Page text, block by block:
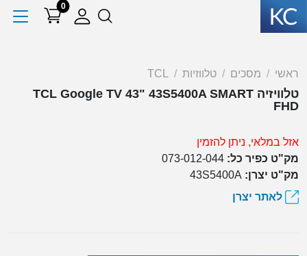
0
ראשי מסכים טלווזיות TCL
טלוויזיה TCL Google TV 43" 43S5400A SMART
FHD
אזל במלאי, ניתן להזמין
מק"ט כפיר כל: 073-012-044
מק"ט יצרן: 43S5400A
לאתר יצרן